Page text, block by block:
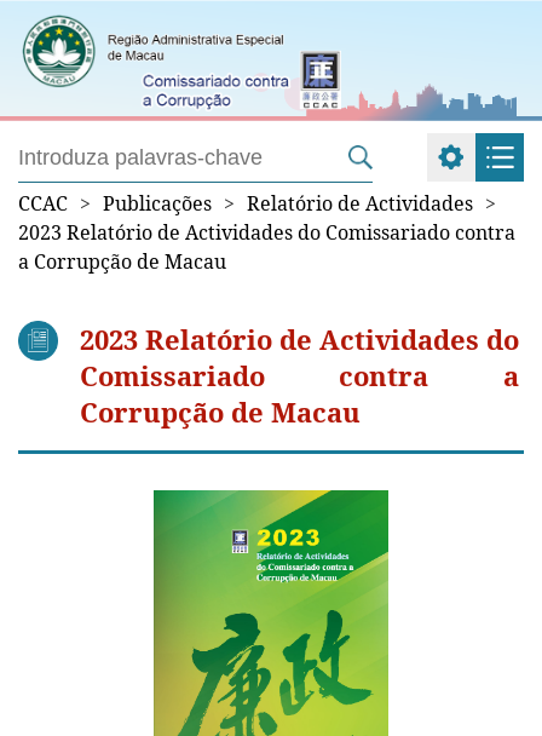
CCAC > Publicações > Relatório de Actividades >
2023 Relatório de Actividades do Comissariado contra
a Corrupção de Macau
2023 Relatório de Actividades do
Comissariado contra a
Corrupção de Macau